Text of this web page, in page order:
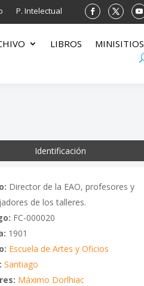
P. Intelectual
LIBROS MINISITIOS
Identificación
Director de la EAO, profesores y
de los talleres.
FC-000020
1901
Escuela de Artes y Oficios
Santiago
Máximo Dorlhiac